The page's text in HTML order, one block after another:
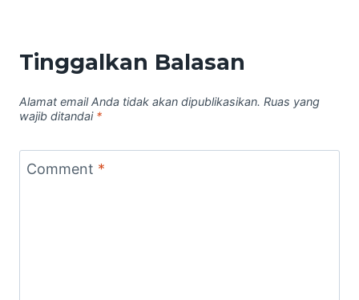
Tinggalkan Balasan
Alamat email Anda tidak akan dipublikasikan. Ruas yang
wajib ditandai *
Comment *